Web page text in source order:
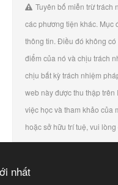
Tuyên bố miễn trừ trách
các phương tiện khác. Mục
thông tin. Điều đó không
điểm của nó và chịu trách
chịu bất kỳ trách nhiệm
web này được thu thập
việc học và tham khảo của
hoặc sở hữu trí tuệ, vui
nhất